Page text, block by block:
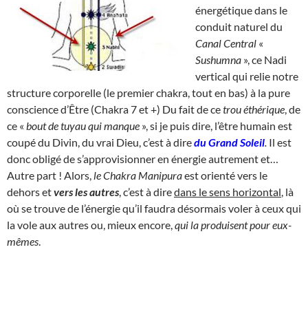
énergétique dans le
conduit naturel du
Canal Central «
Sushumna », ce Nadi
vertical qui relie notre
structure corporelle (le premier chakra, tout en bas) à la pure
conscience d’Être (Chakra 7 et +) Du fait de cetrou éthérique , de
ce « bout de tuyau qui manque », si je puis dire, l’être humain est
coupé du Divin, du vrai Dieu, c’est à direduGrand Soleil Il est
donc obligé de s’approvisionner en énergie autrement et…
Autre part ! Alors, le Chakra Manipuraest orienté vers le
dehors etvers les autres , c’est à diredans le sens horizontal , là
où se trouve de l’énergie qu’il faudra désormais voler à ceux qui
la vole aux autres ou, mieux encore, qui la produisent pour eux-
mêmes